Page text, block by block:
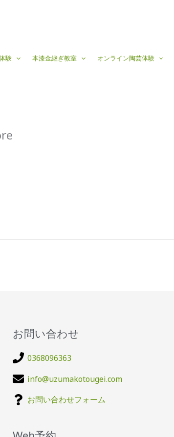
験 本漆金継ぎ教室 オンライン陶芸体験
お問い合わせ
0368096363
info@uzumakotougei.com
お問い合わせフォーム